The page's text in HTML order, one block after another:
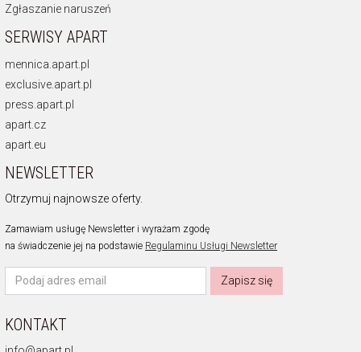
Zgłaszanie naruszeń
SERWISY APART
mennica.apart.pl
exclusive.apart.pl
press.apart.pl
apart.cz
apart.eu
NEWSLETTER
Otrzymuj najnowsze oferty.
Zamawiam usługę Newsletter i wyrażam zgodę
na świadczenie jej na podstawie Regulaminu Usługi Newsletter
Zapisz się
KONTAKT